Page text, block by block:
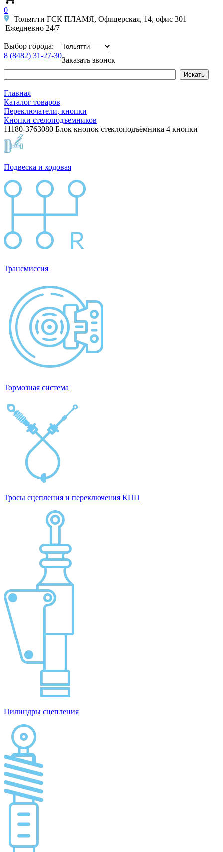
0
Тольятти ГСК ПЛАМЯ, Офицерская, 14, офис 301
Ежедневно 24/7
Выбор города:
8 (8482) 31-27-30
Заказать звонок
Главная
Каталог товаров
Переключатели, кнопки
Кнопки стелоподъемников
11180-3763080 Блок кнопок стеклоподъёмника 4 кнопки
Подвеска и ходовая
Трансмиссия
Тормозная система
Тросы сцепления и переключения КПП
Цилиндры сцепления